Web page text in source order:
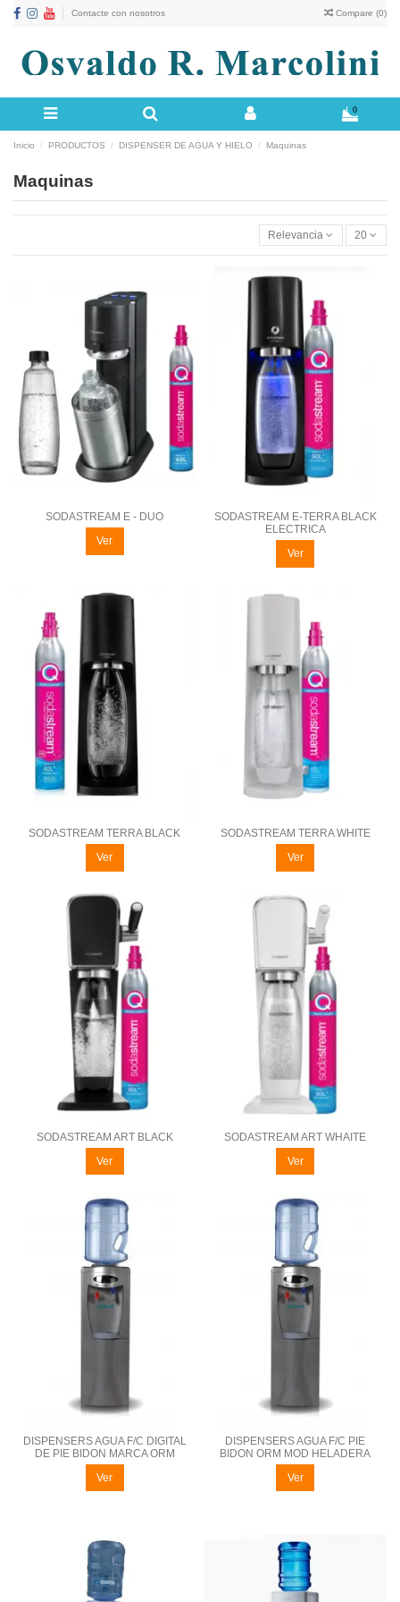
Contacte con nosotros Compare (0)
0
Inicio PRODUCTOS DISPENSER DE AGUA Y HIELO Maquinas
Maquinas
Relevancia 20
SODASTREAM E - DUO
Ver
SODASTREAM E-TERRA BLACK
ELECTRICA
Ver
SODASTREAM TERRA BLACK
Ver
SODASTREAM TERRA WHITE
Ver
SODASTREAM ART BLACK
Ver
SODASTREAM ART WHAITE
Ver
DISPENSERS AGUA F/C DIGITAL
DE PIE BIDON MARCA ORM
Ver
DISPENSERS AGUA F/C PIE
BIDON ORM MOD HELADERA
Ver